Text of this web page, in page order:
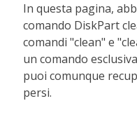
In questa pagina,
comando DiskPart
comandi "clean" e
un comando
puoi comunque
persi.